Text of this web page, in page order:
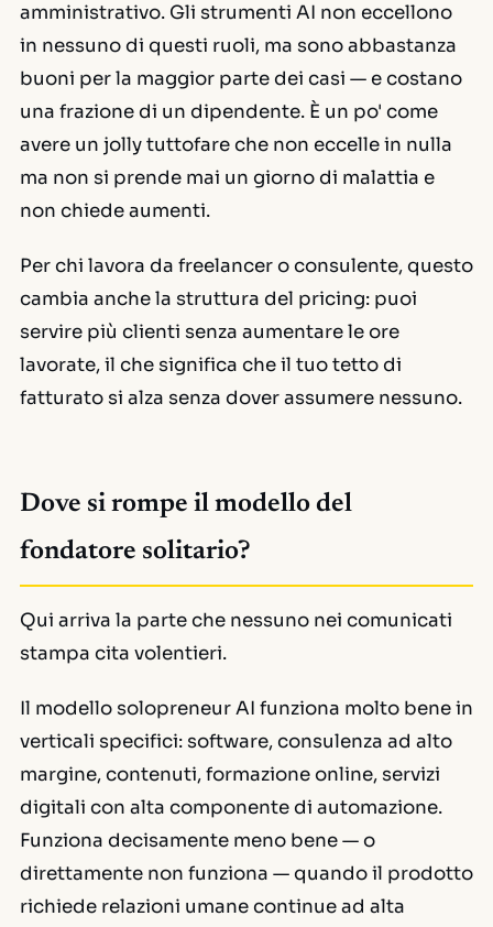
amministrativo. Gli strumenti AI non eccellono
in nessuno di questi ruoli, ma sono abbastanza
buoni per la maggior parte dei casi — e costano
una frazione di un dipendente. È un po' come
avere un jolly tuttofare che non eccelle in nulla
ma non si prende mai un giorno di malattia e
non chiede aumenti.
Per chi lavora da freelancer o consulente, questo
cambia anche la struttura del pricing: puoi
servire più clienti senza aumentare le ore
lavorate, il che significa che il tuo tetto di
fatturato si alza senza dover assumere nessuno.
Dove si rompe il modello del
fondatore solitario?
Qui arriva la parte che nessuno nei comunicati
stampa cita volentieri.
Il modello solopreneur AI funziona molto bene in
verticali specifici: software, consulenza ad alto
margine, contenuti, formazione online, servizi
digitali con alta componente di automazione.
Funziona decisamente meno bene — o
direttamente non funziona — quando il prodotto
richiede relazioni umane continue ad alta